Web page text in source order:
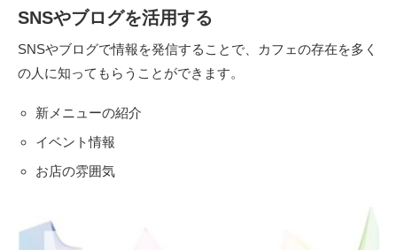
SNSやブログを活用する
SNSやブログで情報を発信することで、カフェの存在を多く
の人に知ってもらうことができます。
新メニューの紹介
イベント情報
お店の雰囲気